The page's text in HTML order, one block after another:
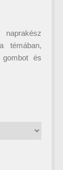
témában,
és